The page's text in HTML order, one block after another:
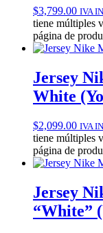
$3,799.00 IVA
tiene múltiples
página de
Jersey
White
$2,099.00 IVA
tiene múltiples
página de
Jersey
“White”